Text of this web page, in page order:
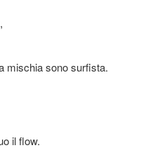
mischia sono surfista.
il flow.